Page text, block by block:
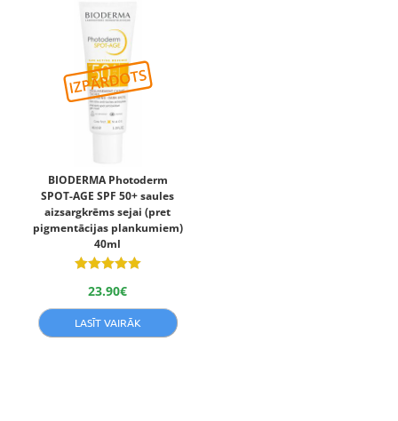
BIODERMA Photoderm
SPOT-AGE SPF 50+ saules
aizsargkrēms sejai (pret
pigmentācijas plankumiem)
40ml
ar
5.00
no 5
23.90€
LASĪT VAIRĀK